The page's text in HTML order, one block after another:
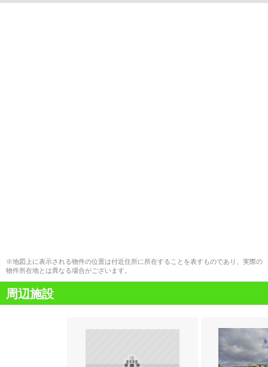
※地図上に表示される物件の位置は付近住所に所在することを表すものであり、実際の
物件所在地とは異なる場合がございます。
周辺施設